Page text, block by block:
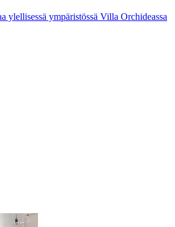
ylellisessä ympäristössä Villa Orchideassa